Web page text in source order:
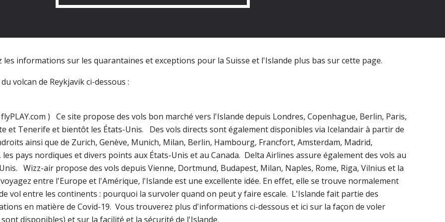
les informations sur les quarantaines et exceptions pour la Suisse et l'Islande plus bas sur cette page.
volcan de Reykjavik ci-dessous :
)   Ce site propose des vols bon marché vers l'Islande depuis Londres, Copenhague, Berlin, Paris,
et Tenerife et bientôt les États-Unis.   Des vols directs sont également disponibles via Icelandair à partir de
ainsi que de Zurich, Genève, Munich, Milan, Berlin, Hambourg, Francfort, Amsterdam, Madrid,
pays nordiques et divers points aux États-Unis et au Canada.  Delta Airlines assure également des vols au
Wizz-air propose des vols depuis Vienne, Dortmund, Budapest, Milan, Naples, Rome, Riga, Vilnius et la
entre l'Europe et l'Amérique, l'Islande est une excellente idée. En effet, elle se trouve normalement
vol entre les continents : pourquoi la survoler quand on peut y faire escale.  L'Islande fait partie des
en matière de Covid-19.  Vous trouverez plus d'informations ci-dessous et ici sur la façon de voler
disponibles) et sur la facilité et la sécurité de l'Islande.